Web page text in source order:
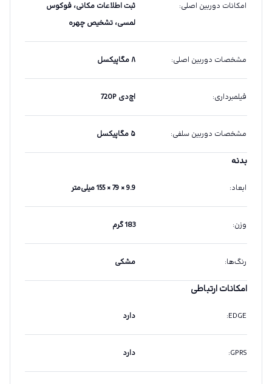
امکانات دوربین اصلی:
ثبت اطلاعات مکانی، فوکوس
لمسی، تشخیص چهره
مشخصات دوربین اصلی: ۸ مگاپیکسل
فیلمبرداری: اچ‌دی 720P
مشخصات دوربین سلفی: ۵ مگاپیکسل
بدنه
ابعاد: 9.9 × 79 × 155 میلی‌متر
وزن: 183 گرم
رنگ‌ها: مشکی
امکانات ارتباطی
EDGE
: دارد
GPRS
: دارد